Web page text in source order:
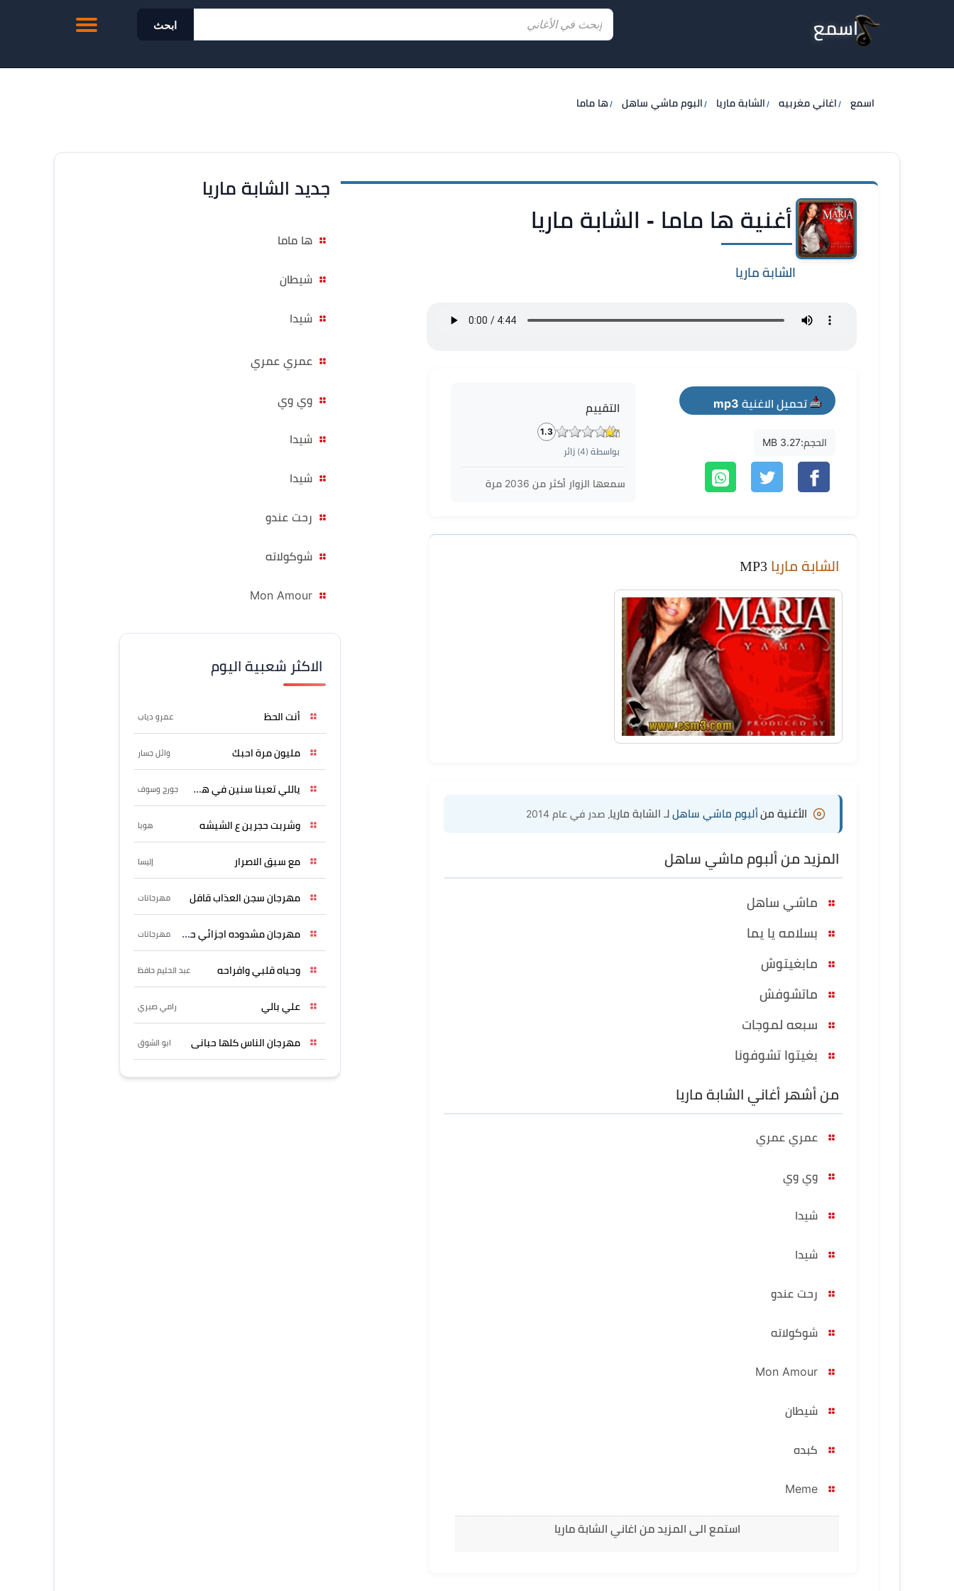
اسمع ابحث
اسمع اغاني مغربيه الشابة ماريا البوم ماشي ساهل ها ماما
أغنية ها ماما - الشابة ماريا
الشابة ماريا
تحميل الاغنية mp3
الحجم:3.27 MB
التقييم
1.3
بواسطة (4) زائر
سمعها الزوار أكثر من 2036 مرة
الشابة ماريا
الأغنية منألبوم ماشي ساهل لـ الشابة ماريا ، صدر في عام 2014
المزيد من ألبوم ماشي ساهل
ماشي ساهل
بسلامه يا يما
مابغيتوش
ماتشوفش
سبعه لموجات
بغيتوا تشوفونا
من أشهر أغاني الشابة ماريا
عمري عمري
وي وي
شيدا
شيدا
رحت عندو
شوكولاته
شيطان
كبده
استمع الى المزيد من اغاني الشابة ماريا
جديد الشابة ماريا
ها ماما
شيطان
شيدا
عمري عمري
وي وي
شيدا
شيدا
رحت عندو
شوكولاته
Mon Amour
الاكثر شعبية اليوم
أنت الحظ عمرو دياب
مليون مرة احبك وائل جسار
ياللي تعبنا سنين في هواه جورج وسوف
وشربت حجرين ع الشيشه هوبا
مع سبق الاصرار إليسا
مهرجان سجن العذاب قافل مهرجانات
مهرجان مشدوده اجزائي حربونى مهرجانات
وحياه قلبي وافراحه عبد الحليم حافظ
علي بالي رامي صبري
مهرجان الناس كلها حبانى ابو الشوق